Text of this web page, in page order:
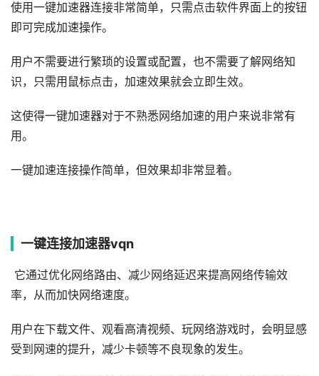
使用一键加速器连接非常简单，只需点击软件界面上的按钮
即可完成加速操作。
用户不需要进行繁琐的设置或配置，也不需要了解网络知
识，只需用鼠标点击，加速效果就会立即生效。
这使得一键加速器对于不熟悉网络加速的用户来说非常有
用。
一键加速连接操作简单，但效果却非常显着。
一键连接加速器vqn
它通过优化网络路由、减少网络延迟来提高网络传输效
率，从而加快网络速度。
用户在下载文件、观看高清视频、玩网络游戏时，会明显感
受到网速的提升，减少卡顿等不良现象的发生。